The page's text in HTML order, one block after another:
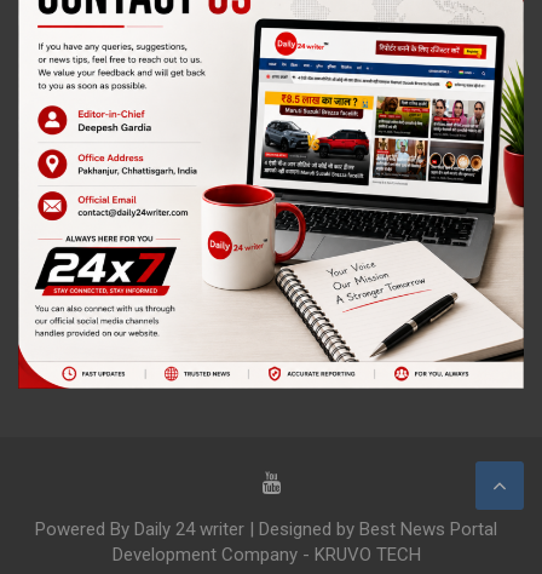
Powered By Daily 24 writer | Designed by Best News Portal
Development Company - KRUVO TECH